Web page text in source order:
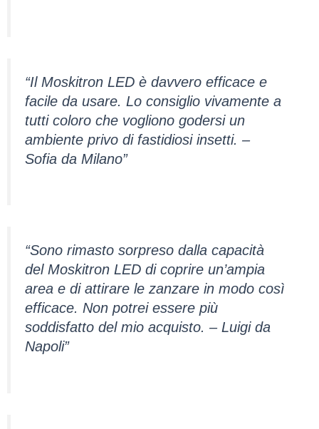
“Il Moskitron LED è davvero efficace e
facile da usare. Lo consiglio vivamente a
tutti coloro che vogliono godersi un
ambiente privo di fastidiosi insetti. –
Sofia da Milano”
“Sono rimasto sorpreso dalla capacità
del Moskitron LED di coprire un’ampia
area e di attirare le zanzare in modo così
efficace. Non potrei essere più
soddisfatto del mio acquisto. – Luigi da
Napoli”